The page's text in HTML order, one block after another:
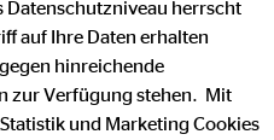
Datenschutzniveau herrscht
auf Ihre Daten erhalten
hinreichende
zur Verfügung stehen. Mit
und Marketing Cookies